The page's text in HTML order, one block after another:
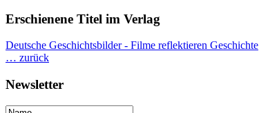
Erschienene Titel im Verlag
Deutsche Geschichtsbilder - Filme reflektieren Geschichte
… zurück
Newsletter